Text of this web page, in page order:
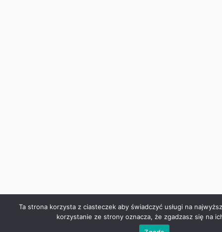
Ta strona korzysta z ciasteczek aby świadczyć usługi na
korzystanie ze strony oznacza, że zgadzasz się na